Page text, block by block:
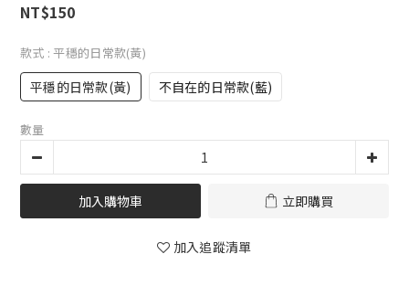
NT$150
款式 : 平穩的日常款(黃)
平穩的日常款(黃) 不自在的日常款(藍)
數量
加入購物車 立即購買
加入追蹤清單